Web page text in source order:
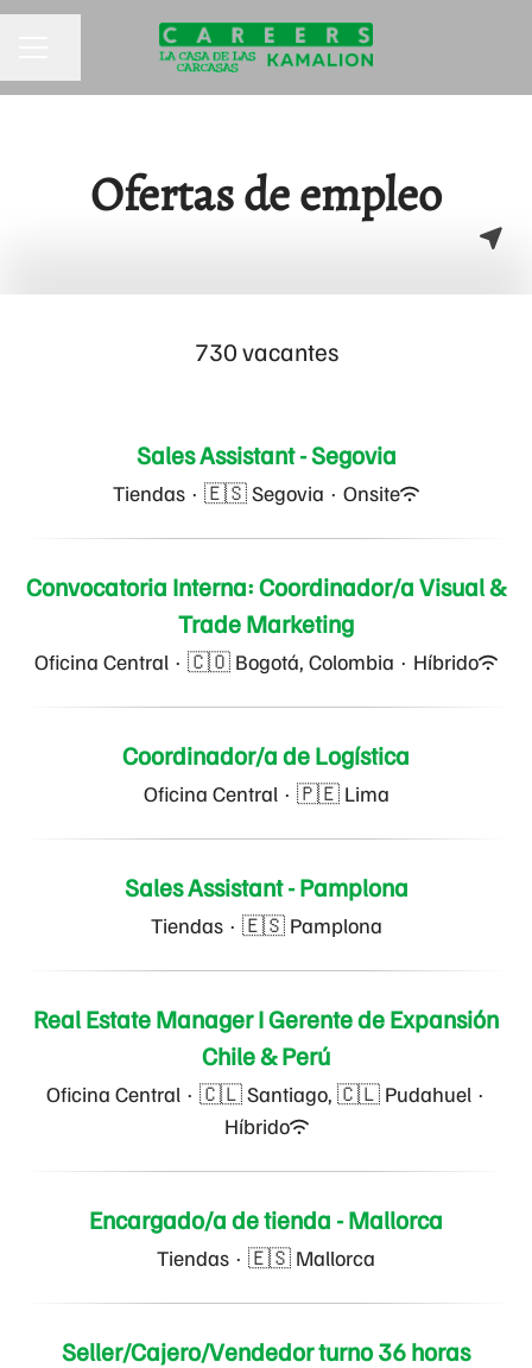
MENÚ DE EMPLEO
Compartir página
Ofertas de empleo
730 vacantes
Sales Assistant - Segovia
Tiendas · 🇪🇸 Segovia · Onsite
Convocatoria Interna: Coordinador/a Visual &
Trade Marketing
Oficina Central · 🇨🇴 Bogotá, Colombia · Híbrido
Coordinador/a de Logística
Oficina Central · 🇵🇪 Lima
Sales Assistant - Pamplona
Tiendas · 🇪🇸 Pamplona
Real Estate Manager I Gerente de Expansión
Chile & Perú
Oficina Central · 🇨🇱 Santiago, 🇨🇱 Pudahuel ·
Híbrido
Encargado/a de tienda - Mallorca
Tiendas · 🇪🇸 Mallorca
Seller/Cajero/Vendedor turno 36 horas